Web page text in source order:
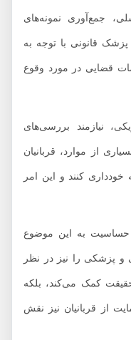
نمونه‌های
قانونی با توجه به
در مورد وقوع
بررسی‌های
موارد، قربانیان
کنند و این امر
به این موضوع
را نیز در نظر
کمک می‌کند، بلکه
قربانیان نیز نقش